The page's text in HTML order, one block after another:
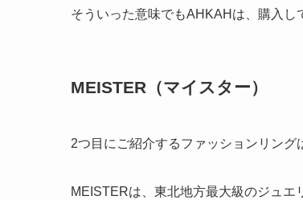
そういった意味でもAHKAHは、購入し
MEISTER（マイスター）
2つ目にご紹介するファッションリング
MEISTERは、東北地方最大級のジュ